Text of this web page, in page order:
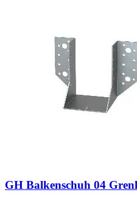
GH Balkenschuh 04